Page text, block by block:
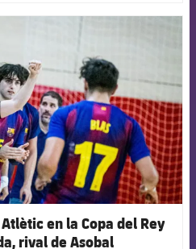
en la Copa del Rey
rival de Asobal